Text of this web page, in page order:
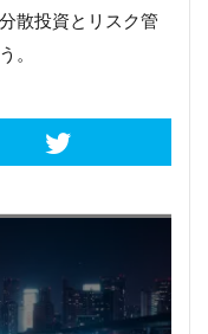
散投資とリスク管
。